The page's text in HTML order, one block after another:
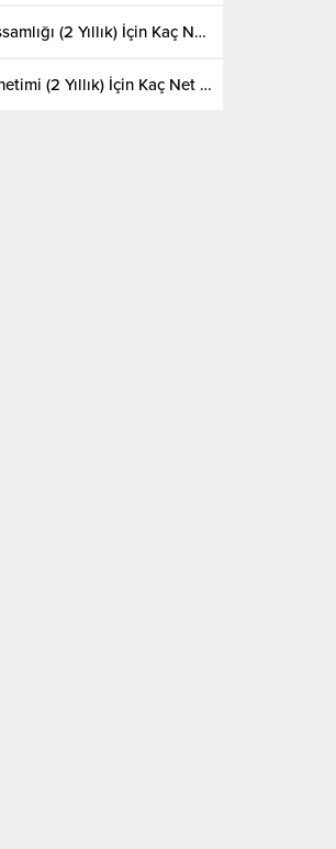
Yapı Ressamlığı (2 Yıllık) İçin Kaç Net Gerekir 2022
Yapı Denetimi (2 Yıllık) İçin Kaç Net Gerekir 2022